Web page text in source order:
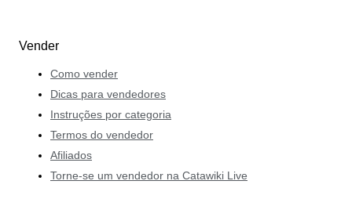
Vender
Como vender
Dicas para vendedores
Instruções por categoria
Termos do vendedor
Afiliados
Torne-se um vendedor na Catawiki Live